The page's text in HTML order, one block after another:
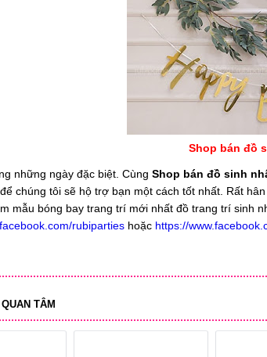
Shop bán đồ
những ngày đặc biệt. Cùng Shop bán đồ sinh
chúng tôi sẽ hộ trợ bạn một cách tốt nhất. Rất
mẫu bóng bay trang trí mới nhất đồ trang trí sinh
rubiparties hoặc https://
TÂM